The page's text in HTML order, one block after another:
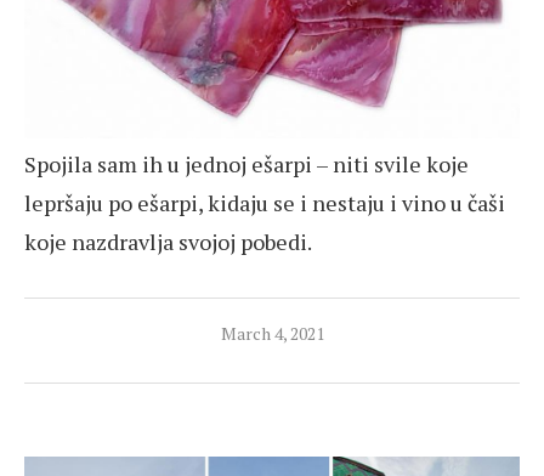
Spojila sam ih u jednoj ešarpi – niti svile koje
lepršaju po ešarpi, kidaju se i nestaju i vino u čaši
koje nazdravlja svojoj pobedi.
March 4, 2021